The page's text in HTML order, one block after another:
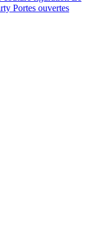
Portes ouvertes